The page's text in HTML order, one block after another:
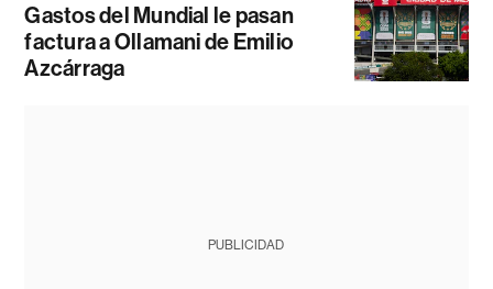
Gastos del Mundial le pasan
factura a Ollamani de Emilio
Azcárraga
PUBLICIDAD